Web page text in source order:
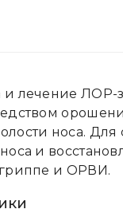
и лечение ЛОР-
носа. Для
и
и ОРВИ.